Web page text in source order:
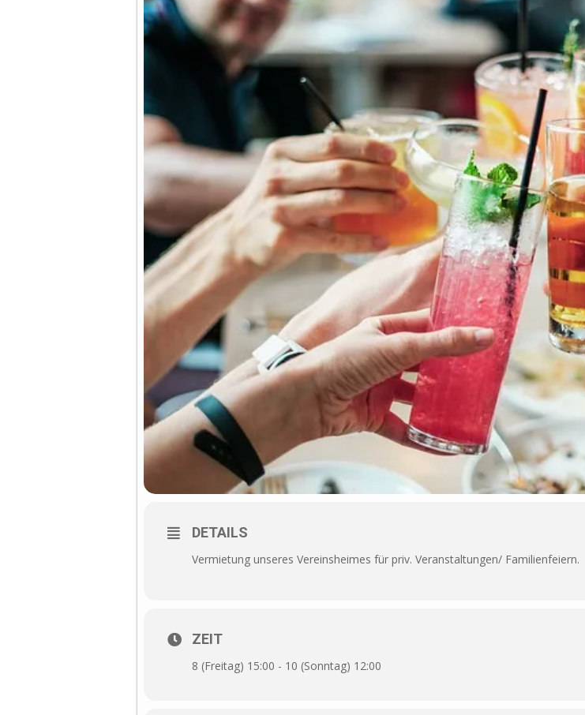
DETAILS
Vermietung unseres Vereinsheimes für priv. Veranstaltungen/ Familienfeiern.
ZEIT
8 (Freitag) 15:00 - 10 (Sonntag) 12:00